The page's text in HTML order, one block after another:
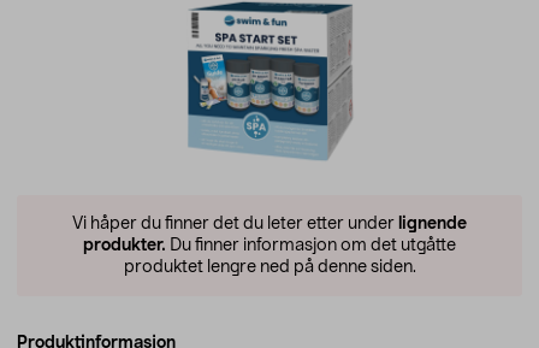
Vi håper du finner det du leter etter under lignende
produkter. Du finner informasjon om det utgåtte
produktet lengre ned på denne siden.
Produktinformasjon